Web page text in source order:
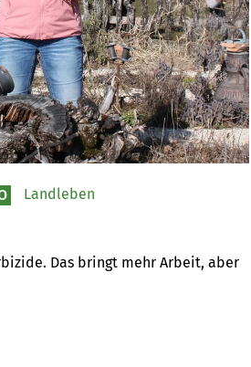
Das bringt mehr Arbeit, aber
Landleben